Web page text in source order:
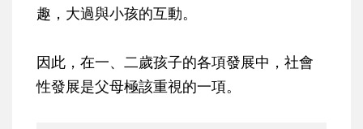
趣，大過與小孩的互動。
因此，在一、二歲孩子的各項發展中，社會
性發展是父母極該重視的一項。